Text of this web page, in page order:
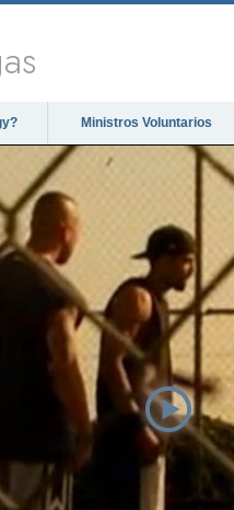
Ministros Voluntarios